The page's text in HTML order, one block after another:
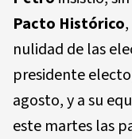
Pacto Histórico
nulidad de las
presidente
agosto, y a su
este martes las